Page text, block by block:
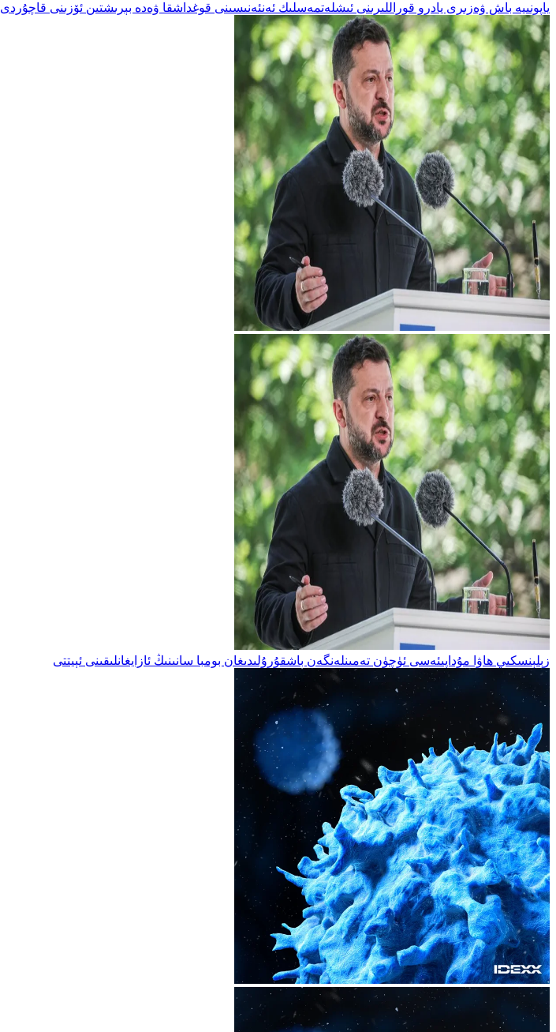
ياپونىيە باش ۋەزىرى يادرو قوراللىرىنى ئىشلەتمەسلىك ئەنئەنىسىنى قوغداشقا ۋەدە بېرىشتىن ئۆزىنى قاچۇردى
زېلېنسكىي ھاۋا مۇداپىئەسى ئۈچۈن تەمىنلەنگەن باشقۇرۇلىدىغان بومبا سانىنىڭ ئازايغانلىقىنى ئېيتتى